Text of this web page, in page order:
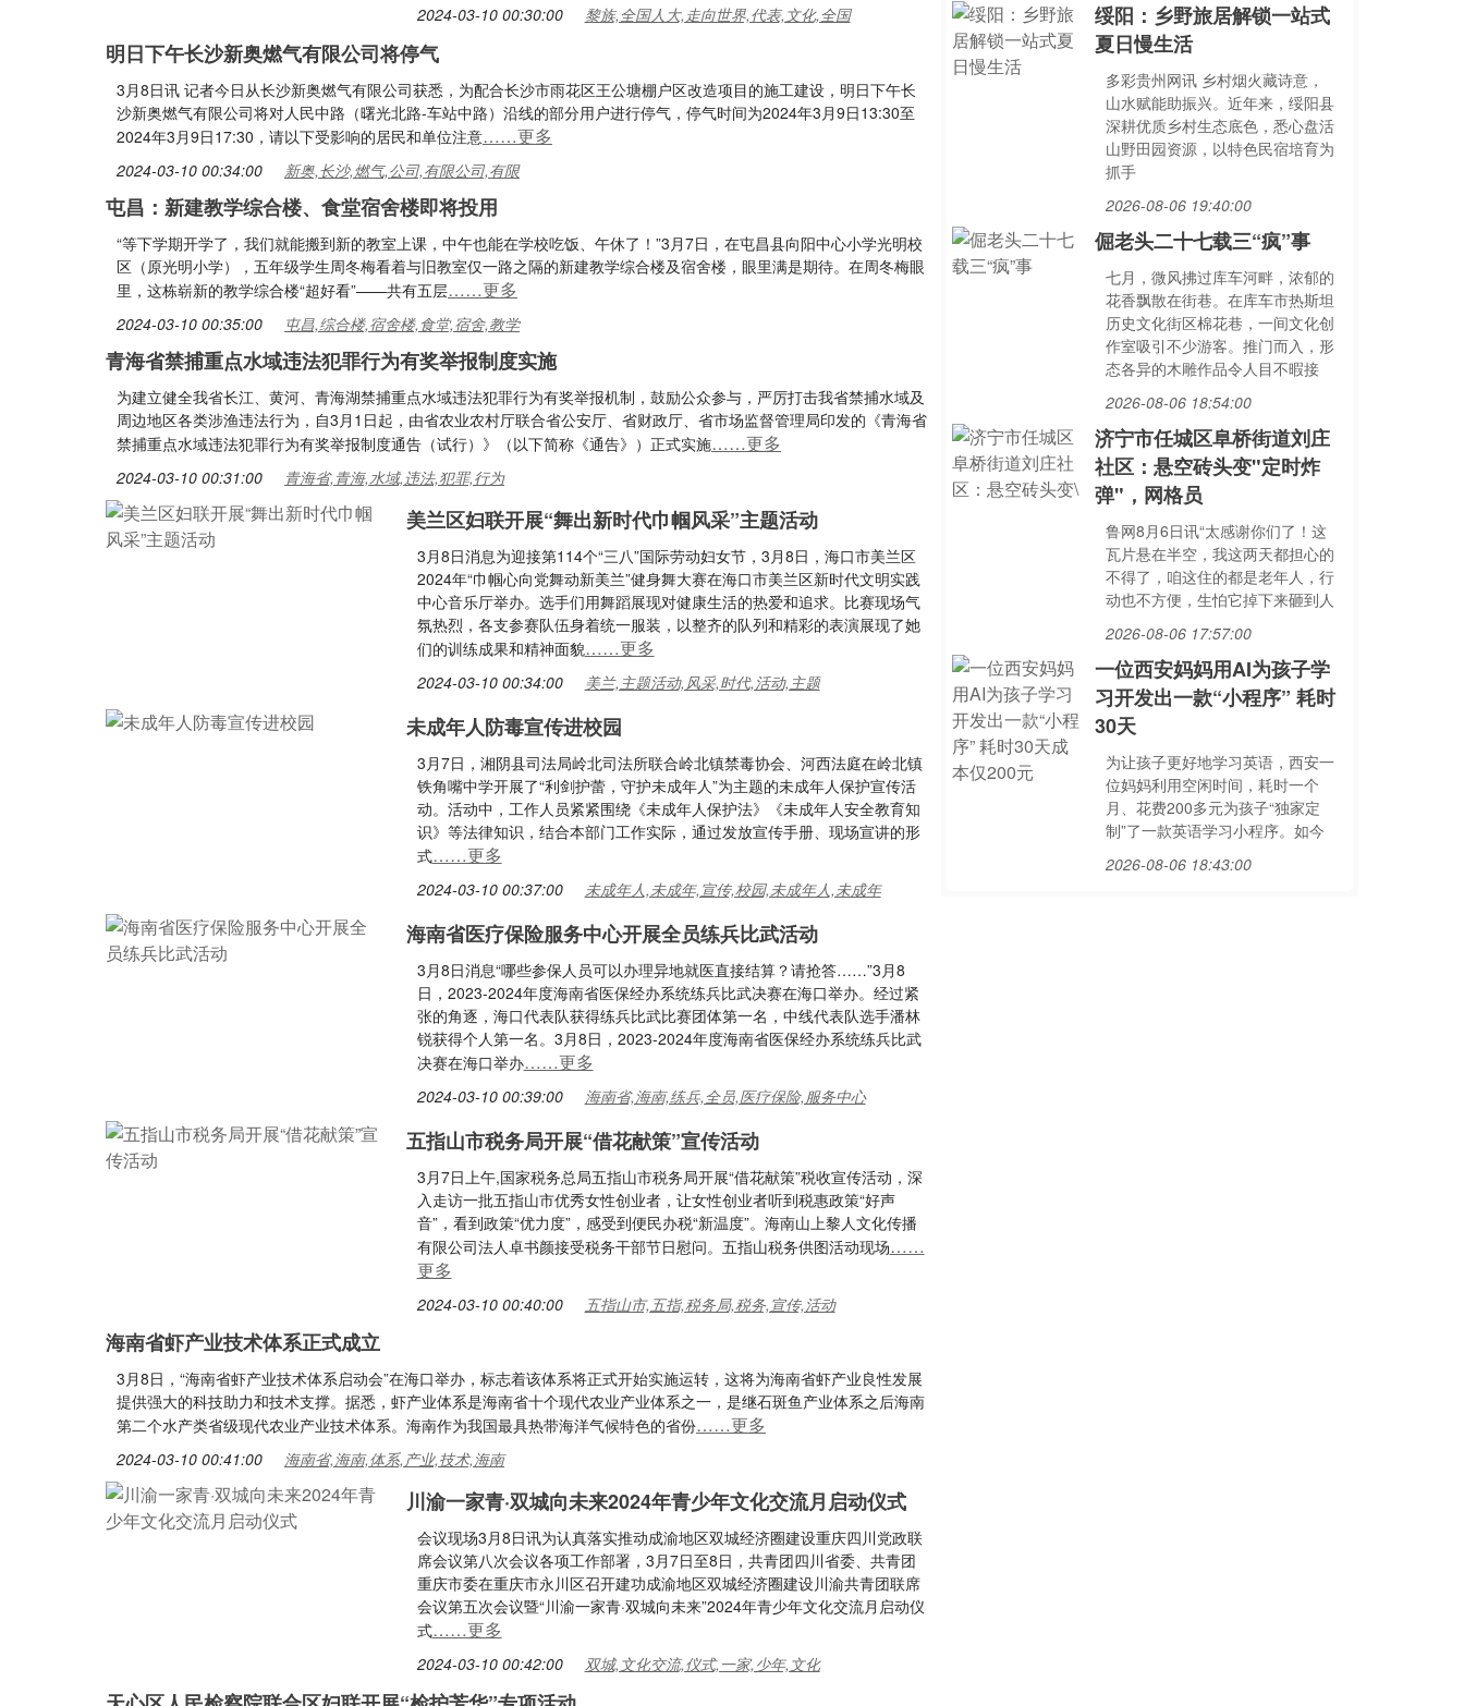
2024-03-10 00:30:00 黎族,全国人大,走向世界,代表,文化,全国
明日下午长沙新奥燃气有限公司将停气
3月8日讯 记者今日从长沙新奥燃气有限公司获悉，为配合长沙市雨花区王公塘棚户区改造项目的施工建设，明日下午长
沙新奥燃气有限公司将对人民中路（曙光北路-车站中路）沿线的部分用户进行停气，停气时间为2024年3月9日13:30至
2024年3月9日17:30，请以下受影响的居民和单位注意……更多
2024-03-10 00:34:00 新奥,长沙,燃气,公司,有限公司,有限
屯昌：新建教学综合楼、食堂宿舍楼即将投用
“等下学期开学了，我们就能搬到新的教室上课，中午也能在学校吃饭、午休了！”3月7日，在屯昌县向阳中心小学光明校
区（原光明小学），五年级学生周冬梅看着与旧教室仅一路之隔的新建教学综合楼及宿舍楼，眼里满是期待。在周冬梅眼
里，这栋崭新的教学综合楼“超好看”——共有五层……更多
2024-03-10 00:35:00 屯昌,综合楼,宿舍楼,食堂,宿舍,教学
青海省禁捕重点水域违法犯罪行为有奖举报制度实施
为建立健全我省长江、黄河、青海湖禁捕重点水域违法犯罪行为有奖举报机制，鼓励公众参与，严厉打击我省禁捕水域及
周边地区各类涉渔违法行为，自3月1日起，由省农业农村厅联合省公安厅、省财政厅、省市场监督管理局印发的《青海省
禁捕重点水域违法犯罪行为有奖举报制度通告（试行）》（以下简称《通告》）正式实施……更多
2024-03-10 00:31:00 青海省,青海,水域,违法,犯罪,行为
美兰区妇联开展“舞出新时代巾帼风采”主题活动
3月8日消息为迎接第114个“三八”国际劳动妇女节，3月8日，海口市美兰区
2024年“巾帼心向党舞动新美兰”健身舞大赛在海口市美兰区新时代文明实践
中心音乐厅举办。选手们用舞蹈展现对健康生活的热爱和追求。比赛现场气
氛热烈，各支参赛队伍身着统一服装，以整齐的队列和精彩的表演展现了她
们的训练成果和精神面貌……更多
2024-03-10 00:34:00 美兰,主题活动,风采,时代,活动,主题
未成年人防毒宣传进校园
3月7日，湘阴县司法局岭北司法所联合岭北镇禁毒协会、河西法庭在岭北镇
铁角嘴中学开展了“利剑护蕾，守护未成年人”为主题的未成年人保护宣传活
动。活动中，工作人员紧紧围绕《未成年人保护法》《未成年人安全教育知
识》等法律知识，结合本部门工作实际，通过发放宣传手册、现场宣讲的形
式……更多
2024-03-10 00:37:00 未成年人,未成年,宣传,校园,未成年人,未成年
海南省医疗保险服务中心开展全员练兵比武活动
3月8日消息“哪些参保人员可以办理异地就医直接结算？请抢答……”3月8
日，2023-2024年度海南省医保经办系统练兵比武决赛在海口举办。经过紧
张的角逐，海口代表队获得练兵比武比赛团体第一名，中线代表队选手潘林
锐获得个人第一名。3月8日，2023-2024年度海南省医保经办系统练兵比武
决赛在海口举办……更多
2024-03-10 00:39:00 海南省,海南,练兵,全员,医疗保险,服务中心
五指山市税务局开展“借花献策”宣传活动
3月7日上午,国家税务总局五指山市税务局开展“借花献策”税收宣传活动，深
入走访一批五指山市优秀女性创业者，让女性创业者听到税惠政策“好声
音”，看到政策“优力度”，感受到便民办税“新温度”。海南山上黎人文化传播
有限公司法人卓书颜接受税务干部节日慰问。五指山税务供图活动现场……
更多
2024-03-10 00:40:00 五指山市,五指,税务局,税务,宣传,活动
海南省虾产业技术体系正式成立
3月8日，“海南省虾产业技术体系启动会”在海口举办，标志着该体系将正式开始实施运转，这将为海南省虾产业良性发展
提供强大的科技助力和技术支撑。据悉，虾产业体系是海南省十个现代农业产业体系之一，是继石斑鱼产业体系之后海南
第二个水产类省级现代农业产业技术体系。海南作为我国最具热带海洋气候特色的省份……更多
2024-03-10 00:41:00 海南省,海南,体系,产业,技术,海南
川渝一家青·双城向未来2024年青少年文化交流月启动仪式
会议现场3月8日讯为认真落实推动成渝地区双城经济圈建设重庆四川党政联
席会议第八次会议各项工作部署，3月7日至8日，共青团四川省委、共青团
重庆市委在重庆市永川区召开建功成渝地区双城经济圈建设川渝共青团联席
会议第五次会议暨“川渝一家青·双城向未来”2024年青少年文化交流月启动仪
式……更多
2024-03-10 00:42:00 双城,文化交流,仪式,一家,少年,文化
绥阳：乡野旅居解锁一站式
夏日慢生活
多彩贵州网讯 乡村烟火藏诗意，
山水赋能助振兴。近年来，绥阳县
深耕优质乡村生态底色，悉心盘活
山野田园资源，以特色民宿培育为
抓手
2026-08-06 19:40:00
倔老头二十七载三“疯”事
七月，微风拂过库车河畔，浓郁的
花香飘散在街巷。在库车市热斯坦
历史文化街区棉花巷，一间文化创
作室吸引不少游客。推门而入，形
态各异的木雕作品令人目不暇接
2026-08-06 18:54:00
济宁市任城区阜桥街道刘庄
社区：悬空砖头变"定时炸
弹"，网格员
鲁网8月6日讯“太感谢你们了！这
瓦片悬在半空，我这两天都担心的
不得了，咱这住的都是老年人，行
动也不方便，生怕它掉下来砸到人
2026-08-06 17:57:00
一位西安妈妈用AI为孩子学
习开发出一款“小程序” 耗时
30天
为让孩子更好地学习英语，西安一
位妈妈利用空闲时间，耗时一个
月、花费200多元为孩子“独家定
制”了一款英语学习小程序。如今
2026-08-06 18:43:00